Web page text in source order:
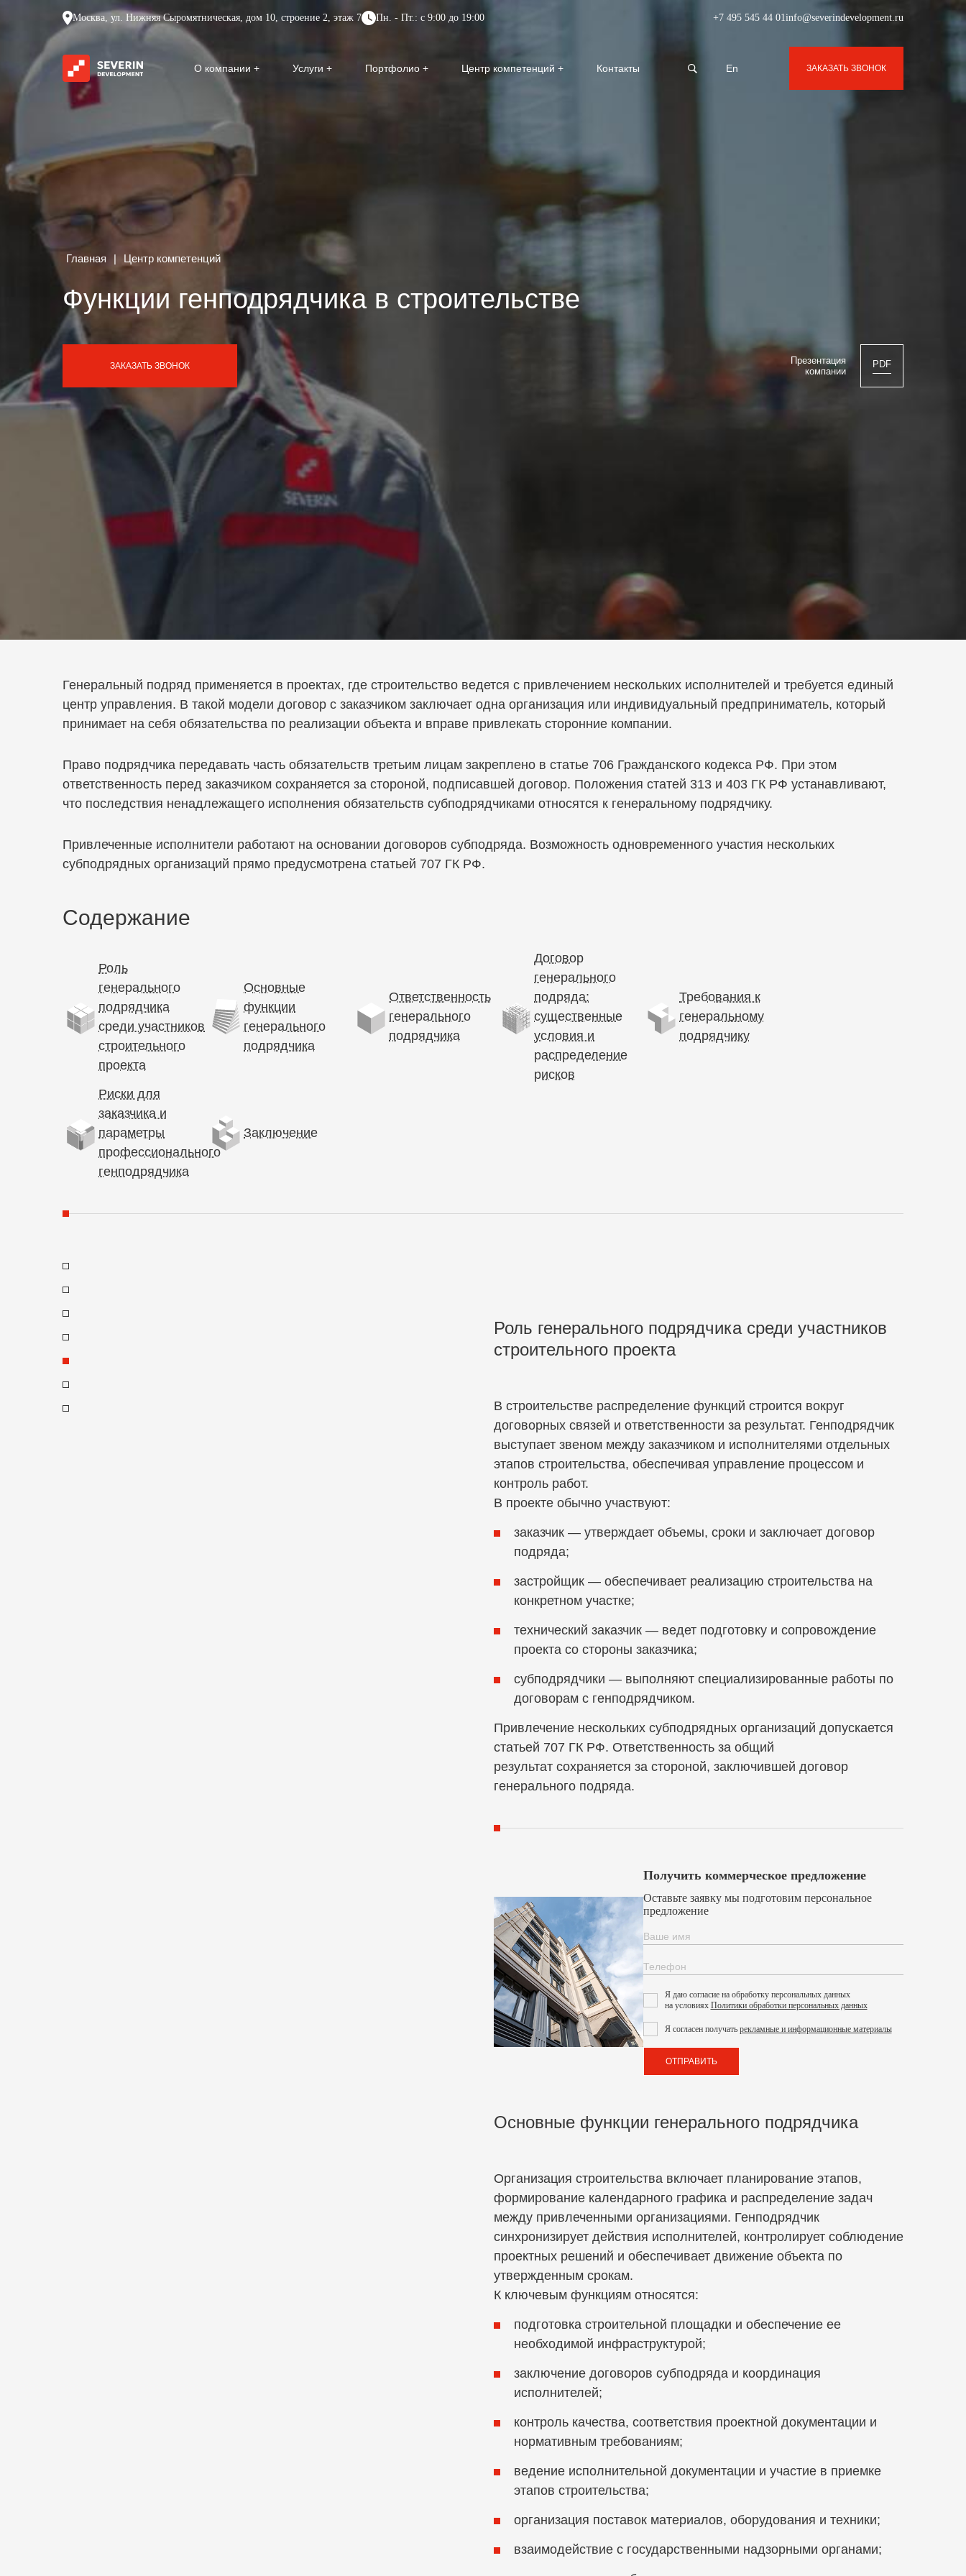
Москва, ул. Нижняя Сыромятническая, дом 10, строение 2, этаж 7 Пн. - Пт.: с 9:00 до 19:00 +7 495 545 44 01info@severindevelopment.ru
О компании Услуги Портфолио Центр компетенций Контакты En ЗАКАЗАТЬ ЗВОНОК
Главная | Центр компетенций
Функции генподрядчика в строительстве
ЗАКАЗАТЬ ЗВОНОК
Презентация
компании
PDF
Генеральный подряд применяется в проектах, где строительство ведется с привлечением нескольких исполнителей и требуется единый
центр управления. В такой модели договор с заказчиком заключает одна организация или индивидуальный предприниматель, который
принимает на себя обязательства по реализации объекта и вправе привлекать сторонние компании.
Право подрядчика передавать часть обязательств третьим лицам закреплено в статье 706 Гражданского кодекса РФ. При этом
ответственность перед заказчиком сохраняется за стороной, подписавшей договор. Положения статей 313 и 403 ГК РФ устанавливают,
что последствия ненадлежащего исполнения обязательств субподрядчиками относятся к генеральному подрядчику.
Привлеченные исполнители работают на основании договоров субподряда. Возможность одновременного участия нескольких
субподрядных организаций прямо предусмотрена статьей 707 ГК РФ.
Содержание
Роль
генерального
подрядчика
среди участников
строительного
проекта
Основные
функции
генерального
подрядчика
Ответственность
генерального
подрядчика
Договор
генерального
подряда:
существенные
условия и
распределение
рисков
Требования к
генеральному
подрядчику
Риски для
заказчика и
параметры
профессионального
генподрядчика
Заключение
Роль генерального подрядчика среди участников
строительного проекта
В строительстве распределение функций строится вокруг
договорных связей и ответственности за результат. Генподрядчик
выступает звеном между заказчиком и исполнителями отдельных
этапов строительства, обеспечивая управление процессом и
контроль работ.
В проекте обычно участвуют:
заказчик — утверждает объемы, сроки и заключает договор
подряда;
застройщик — обеспечивает реализацию строительства на
конкретном участке;
технический заказчик — ведет подготовку и сопровождение
проекта со стороны заказчика;
субподрядчики — выполняют специализированные работы по
договорам с генподрядчиком.
Привлечение нескольких субподрядных организаций допускается
статьей 707 ГК РФ. Ответственность за общий
результат сохраняется за стороной, заключившей договор
генерального подряда.
Получить коммерческое предложение
Оставьте заявку мы подготовим персональное
предложение
Я даю согласие на обработку персональных данных
на условиях Политики обработки персональных данных
Я согласен получать рекламные и информационные материалы
ОТПРАВИТЬ
Основные функции генерального подрядчика
Организация строительства включает планирование этапов,
формирование календарного графика и распределение задач
между привлеченными организациями. Генподрядчик
синхронизирует действия исполнителей, контролирует соблюдение
проектных решений и обеспечивает движение объекта по
утвержденным срокам.
К ключевым функциям относятся:
подготовка строительной площадки и обеспечение ее
необходимой инфраструктурой;
заключение договоров субподряда и координация
исполнителей;
контроль качества, соответствия проектной документации и
нормативным требованиям;
ведение исполнительной документации и участие в приемке
этапов строительства;
организация поставок материалов, оборудования и техники;
взаимодействие с государственными надзорными органами;